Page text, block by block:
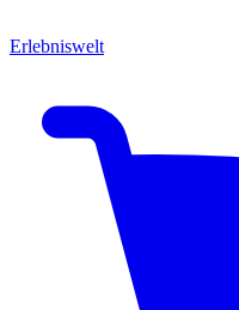
Erlebniswelt